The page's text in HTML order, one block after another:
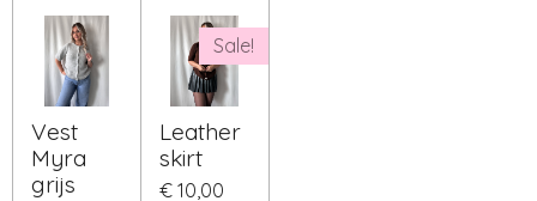
Vest
Myra
grijs
Sale!
Leather
skirt
€ 10,00